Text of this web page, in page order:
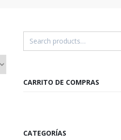
CARRITO DE COMPRAS
CATEGORÍAS